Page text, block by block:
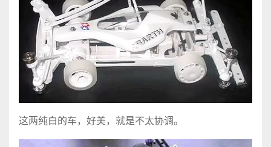
这两纯白的车，好美，就是不太协调。